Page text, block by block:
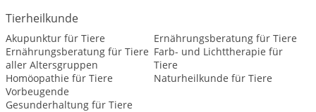
Tierheilkunde
Akupunktur für Tiere
Ernährungsberatung für Tiere
Ernährungsberatung für Tiere
aller Altersgruppen
Farb- und Lichttherapie für
Tiere
Homöopathie für Tiere
Naturheilkunde für Tiere
Vorbeugende
Gesunderhaltung für Tiere